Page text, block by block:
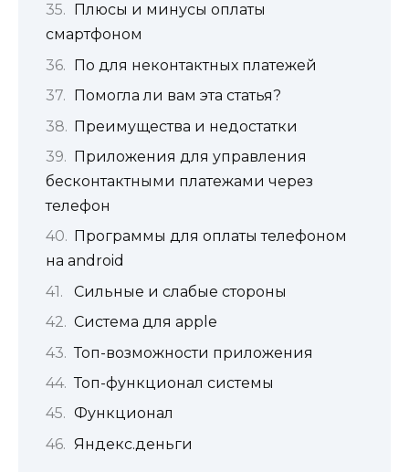
Плюсы и минусы оплаты
смартфоном
По для неконтактных платежей
Помогла ли вам эта статья?
Преимущества и недостатки
Приложения для управления
бесконтактными платежами через
телефон
Программы для оплаты телефоном
на android
Сильные и слабые стороны
Система для apple
Топ-возможности приложения
Топ-функционал системы
Функционал
Яндекс.деньги